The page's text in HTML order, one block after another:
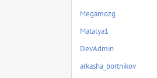
Megamozg
Matalya1
DevAdmin
arkasha_bortnikov